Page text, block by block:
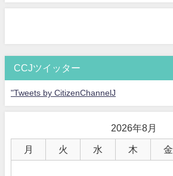
CCJツイッター
"Tweets by CitizenChannelJ
2026年8月
月 火 水 木 金